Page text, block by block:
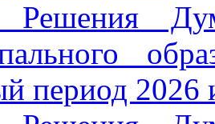
Решения
период 2026